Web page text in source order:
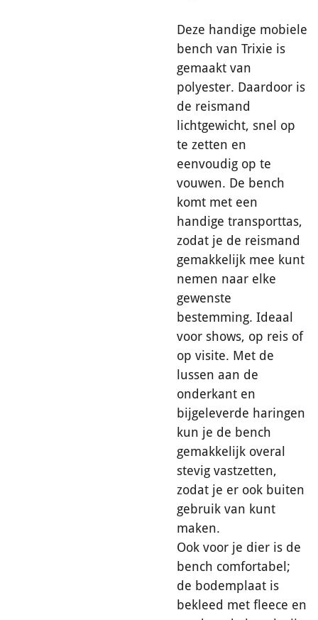
Deze handige mobiele
bench van Trixie is
gemaakt van
polyester. Daardoor is
de reismand
lichtgewicht, snel op
te zetten en
eenvoudig op te
vouwen. De bench
komt met een
handige transporttas,
zodat je de reismand
gemakkelijk mee kunt
nemen naar elke
gewenste
bestemming. Ideaal
voor shows, op reis of
op visite. Met de
lussen aan de
onderkant en
bijgeleverde haringen
kun je de bench
gemakkelijk overal
stevig vastzetten,
zodat je er ook buiten
gebruik van kunt
maken.
Ook voor je dier is de
bench comfortabel;
de bodemplaat is
bekleed met fleece en